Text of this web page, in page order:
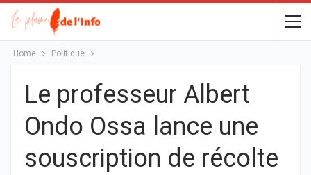
Home Politique
Le professeur Albert
Ondo Ossa lance une
souscription de récolte